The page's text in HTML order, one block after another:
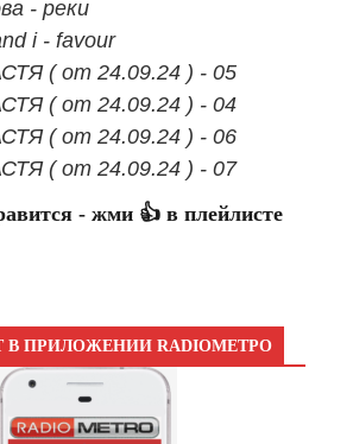
- реки
i - favour
( от 24.09.24 ) - 05
( от 24.09.24 ) - 04
( от 24.09.24 ) - 06
( от 24.09.24 ) - 07
- жми 👍 в плейлисте
В ПРИЛОЖЕНИИ RADIOМЕТРО